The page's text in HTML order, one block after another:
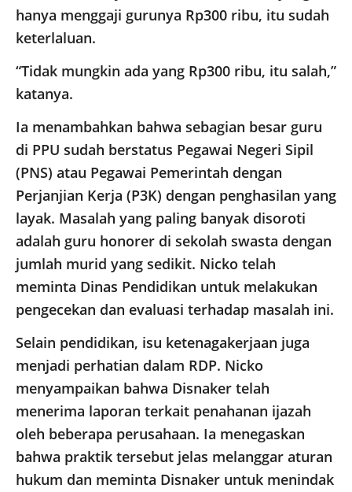
hanya menggaji gurunya Rp300 ribu, itu sudah
keterlaluan.
“Tidak mungkin ada yang Rp300 ribu, itu salah,”
katanya.
Ia menambahkan bahwa sebagian besar guru
di PPU sudah berstatus Pegawai Negeri Sipil
(PNS) atau Pegawai Pemerintah dengan
Perjanjian Kerja (P3K) dengan penghasilan yang
layak. Masalah yang paling banyak disoroti
adalah guru honorer di sekolah swasta dengan
jumlah murid yang sedikit. Nicko telah
meminta Dinas Pendidikan untuk melakukan
pengecekan dan evaluasi terhadap masalah ini.
Selain pendidikan, isu ketenagakerjaan juga
menjadi perhatian dalam RDP. Nicko
menyampaikan bahwa Disnaker telah
menerima laporan terkait penahanan ijazah
oleh beberapa perusahaan. Ia menegaskan
bahwa praktik tersebut jelas melanggar aturan
hukum dan meminta Disnaker untuk menindak